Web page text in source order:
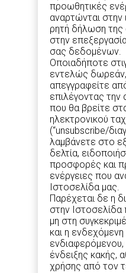
προωθητικές
αναρτώνται στην
ρητή δήλωση της
στην
σας δεδομένων.
Οποιαδήποτε
εντελώς
απεγγραφείτε
επιλέγοντας την
που θα βρείτε
ηλεκτρονικού
(“unsubscribe/
λαμβάνετε στο
δελτία,
προσφορές και
ενέργειες που
Ιστοσελίδα μας.
Παρέχεται δε η
στην Ιστοσελίδα
μη στη
και η
ένδειξης κακής,
χρήσης από τον